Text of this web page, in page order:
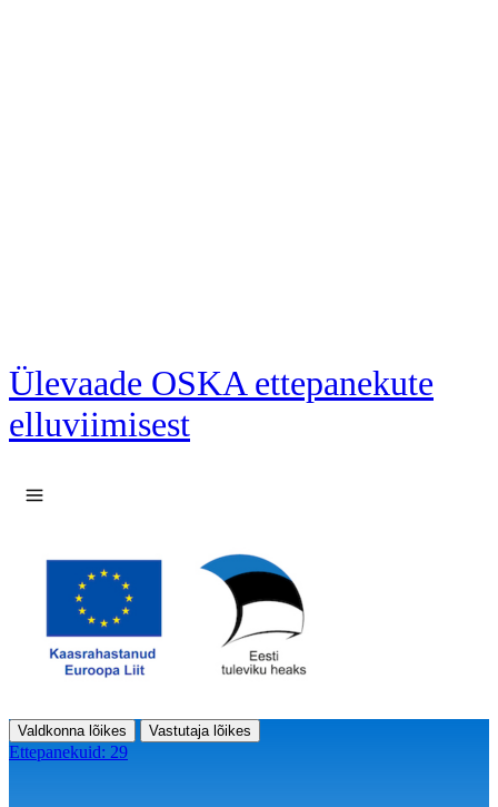
Ülevaade OSKA ettepanekute
elluviimisest
Ava menüü
Valdkonna lõikes Vastutaja lõikes
Ettepanekuid: 29